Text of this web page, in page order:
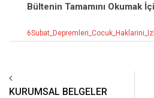
Bültenin Tamamını Okumak
KURUMSAL BELGELER